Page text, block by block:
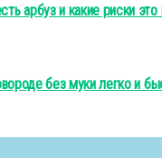
арбуз и какие риски это
без муки легко и